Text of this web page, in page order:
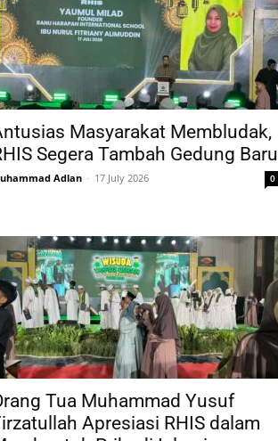
Masyarakat Membludak,
Segera Tambah Gedung Baru
Adlan - 17 July 2026 0
Tua Muhammad Yusuf
Apresiasi RHIS dalam